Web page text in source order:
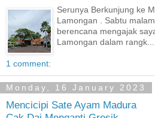
Serunya Berkunjung ke
Lamongan . Sabtu
berencana mengajak
Lamongan dalam rangk...
1 comment:
Monday, 16 January 2023
Mencicipi Sate Ayam Madura